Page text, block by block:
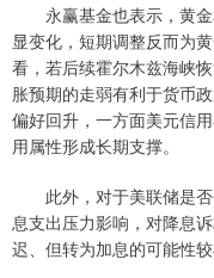
永赢基金也表示，黄金
显变化，短期调整反而为
看，若后续霍尔木兹海峡
胀预期的走弱有利于货币
偏好回升，一方面美元信
用属性形成长期支撑。
此外，对于美联储是否
息支出压力影响，对降息
迟、但转为加息的可能性较